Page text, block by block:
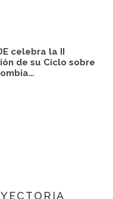
celebra la II
de su Ciclo sobre